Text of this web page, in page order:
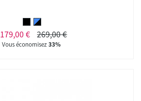
179,00 € 269,00 €
Vous économisez33%